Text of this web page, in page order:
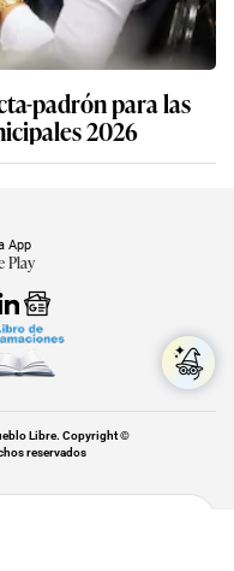
padrón para las
2026
App
Play
Libre. Copyright ©
reservados